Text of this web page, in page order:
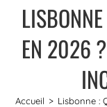
EN 2026
Accueil > Lisbonne :